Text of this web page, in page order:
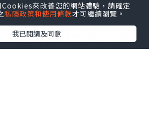
:qqww98986 企鹅
出售银行卡四件套·对公账
·实名手机号码卡·身份证原
高清照片·手持高清身份证照
人支付宝。安全可靠诚信为
欢迎各大菠菜公司采购！
來改善您的網站體驗，請確定
私隱政策和使用條款才可繼續瀏覽。
我已閱讀及同意